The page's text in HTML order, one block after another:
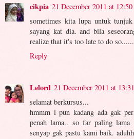
cikpia 21 December 2011 at 12:50
sometimes kita lupa untuk
sayang kat dia. and bila
realize that it's too late to do so......
Reply
Lelord 21 December 2011 at 13:31
selamat berkursus...
hmmm i pun kadang ada gak
penah lama.. so far paling
senyap gak pastu kami baik.